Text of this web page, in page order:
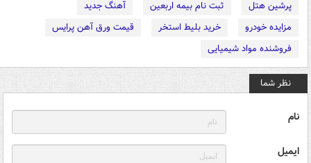
پرشین هتل
ثبت نام بیمه اربعین
آهنگ جدید
مزایده خودرو
خرید بلیط استخر
قیمت ورق آهن پرایس
فروشنده مواد شیمیایی
نظر شما
نام
ایمیل